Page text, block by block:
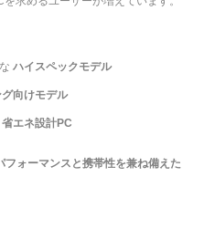
ハイスペックモデル
向けモデル
省エネ設計PC
フォーマンスと携帯性を兼ね備えた